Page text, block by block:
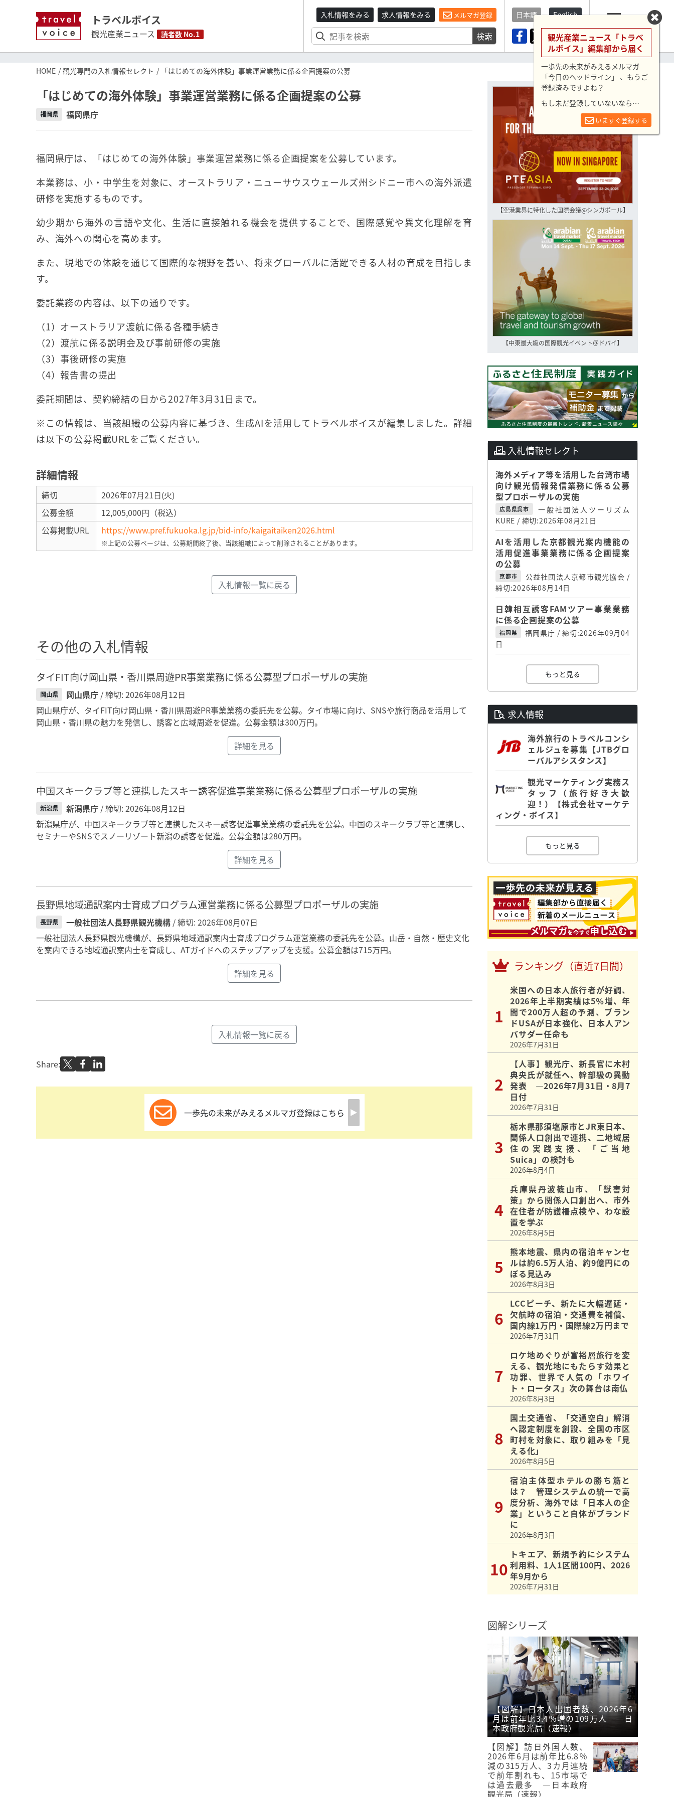
トラベルボイス
観光産業ニュース 読者数 No.1
入札情報をみる 求人情報をみる メルマガ登録
検索
日本語 English
メニュー
HOME 観光専門の入札情報セレクト 「はじめての海外体験」事業運営業務に係る企画提案の公募
「はじめての海外体験」事業運営業務に係る企画提案の公募
福岡県 福岡県庁
福岡県庁は、「はじめての海外体験」事業運営業務に係る企画提案を公募しています。
本業務は、小・中学生を対象に、オーストラリア・ニューサウスウェールズ州シドニー市への海外派遣
研修を実施するものです。
幼少期から海外の言語や文化、生活に直接触れる機会を提供することで、国際感覚や異文化理解を育
み、海外への関心を高めます。
また、現地での体験を通じて国際的な視野を養い、将来グローバルに活躍できる人材の育成を目指しま
す。
委託業務の内容は、以下の通りです。
（1）オーストラリア渡航に係る各種手続き
（2）渡航に係る説明会及び事前研修の実施
（3）事後研修の実施
（4）報告書の提出
委託期間は、契約締結の日から2027年3月31日まで。
※この情報は、当該組織の公募内容に基づき、生成AIを活用してトラベルボイスが編集しました。詳細
は以下の公募掲載URLをご覧ください。
詳細情報
締切
2026年07月21日(火)
公募金額
12,005,000円（税込）
公募掲載URL
https://www.pref.fukuoka.lg.jp/bid-info/kaigaitaiken2026.html
※上記の公募ページは、公募期間終了後、当該組織によって削除されることがあります。
入札情報一覧に戻る
その他の入札情報
タイFIT向け岡山県・香川県周遊PR事業業務に係る公募型プロポーザルの実施
岡山県 岡山県庁 / 締切: 2026年08月12日
岡山県庁が、タイFIT向け岡山県・香川県周遊PR事業業務の委託先を公募。タイ市場に向け、SNSや旅行商品を活用して
岡山県・香川県の魅力を発信し、誘客と広域周遊を促進。公募金額は300万円。
詳細を見る
中国スキークラブ等と連携したスキー誘客促進事業業務に係る公募型プロポーザルの実施
新潟県 新潟県庁 / 締切: 2026年08月12日
新潟県庁が、中国スキークラブ等と連携したスキー誘客促進事業業務の委託先を公募。中国のスキークラブ等と連携し、
セミナーやSNSでスノーリゾート新潟の誘客を促進。公募金額は280万円。
詳細を見る
長野県地域通訳案内士育成プログラム運営業務に係る公募型プロポーザルの実施
長野県 一般社団法人長野県観光機構 / 締切: 2026年08月07日
一般社団法人長野県観光機構が、長野県地域通訳案内士育成プログラム運営業務の委託先を公募。山岳・自然・歴史文化
を案内できる地域通訳案内士を育成し、ATガイドへのステップアップを支援。公募金額は715万円。
詳細を見る
入札情報一覧に戻る
Share:
一歩先の未来がみえるメルマガ登録はこちら
【空港業界に特化した国際会議@シンガポール】
【中東最大級の国際観光イベント＠ドバイ】
入札情報セレクト
海外メディア等を活用した台湾市場
向け観光情報発信業務に係る公募
型プロポーザルの実施
広島県呉市
一般社団法人ツーリズム
KURE / 締切:2026年08月21日
AIを活用した京都観光案内機能の
活用促進事業業務に係る企画提案
の公募
京都市
公益社団法人京都市観光協会 /
締切:2026年08月14日
日韓相互誘客FAMツアー事業業務
に係る企画提案の公募
福岡県
福岡県庁 / 締切:2026年09月04
日
もっと見る
求人情報
海外旅行のトラベルコンシ
ェルジュを募集【JTBグロ
ーバルアシスタンス】
観光マーケティング実務ス
タッフ（旅行好き大歓
迎！）【株式会社マーケテ
ィング・ボイス】
もっと見る
ランキング（直近7日間）
米国への日本人旅行者が好調、
2026年上半期実績は5％増、年
間で200万人超の予測、ブラン
ドUSAが日本強化、日本人アン
バサダー任命も
2026年7月31日
【人事】観光庁、新長官に木村
典央氏が就任へ、幹部級の異動
発表 ―2026年7月31日・8月7
日付
2026年7月31日
栃木県那須塩原市とJR東日本、
関係人口創出で連携、二地域居
住の実践支援、「ご当地
Suica」の検討も
2026年8月4日
兵庫県丹波篠山市、「獣害対
策」から関係人口創出へ、市外
在住者が防護柵点検や、わな設
置を学ぶ
2026年8月5日
熊本地震、県内の宿泊キャンセ
ルは約6.5万人泊、約9億円にの
ぼる見込み
2026年8月3日
LCCピーチ、新たに大幅遅延・
欠航時の宿泊・交通費を補償、
国内線1万円・国際線2万円まで
2026年7月31日
ロケ地めぐりが富裕層旅行を変
える、観光地にもたらす効果と
功罪、世界で人気の「ホワイ
ト・ロータス」次の舞台は南仏
2026年8月3日
国土交通省、「交通空白」解消
へ認定制度を創設、全国の市区
町村を対象に、取り組みを「見
える化」
2026年8月5日
宿泊主体型ホテルの勝ち筋と
は？ 管理システムの統一で高
度分析、海外では「日本人の企
業」ということ自体がブランド
に
2026年8月3日
トキエア、新規予約にシステム
利用料、1人1区間100円、2026
年9月から
2026年7月31日
図解シリーズ
【図解】日本人出国者数、2026年6
月は前年比3.4％増の109万人 ―日
本政府観光局（速報）
【図解】訪日外国人数、
2026年6月は前年比6.8％
減の315万人、3カ月連続
で前年割れも、15市場で
は過去最多 ―日本政府
観光局（速報）
観光産業ニュース「トラベ
ルボイス」編集部から届く
一歩先の未来がみえるメルマガ
「今日のヘッドライン」 、もうご
登録済みですよね？
もし未だ登録していないなら…
いますぐ登録する